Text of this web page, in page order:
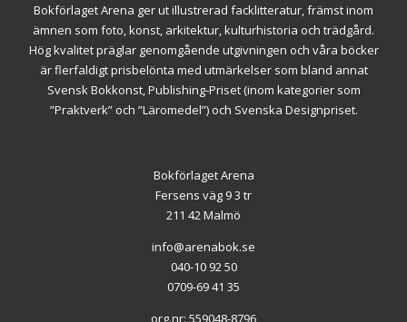
Bokförlaget Arena ger ut illustrerad facklitteratur, främst inom
ämnen som foto, konst, arkitektur, kulturhistoria och trädgård.
Hög kvalitet präglar genomgående utgivningen och våra böcker
är flerfaldigt prisbelönta med utmärkelser som bland annat
Svensk Bokkonst, Publishing-Priset (inom kategorier som
”Praktverk” och ”Läromedel”) och Svenska Designpriset.
Bokförlaget Arena
Fersens väg 9 3 tr
211 42 Malmö
info@arenabok.se
040-10 92 50
0709-69 41 35
org.nr: 559048-8796